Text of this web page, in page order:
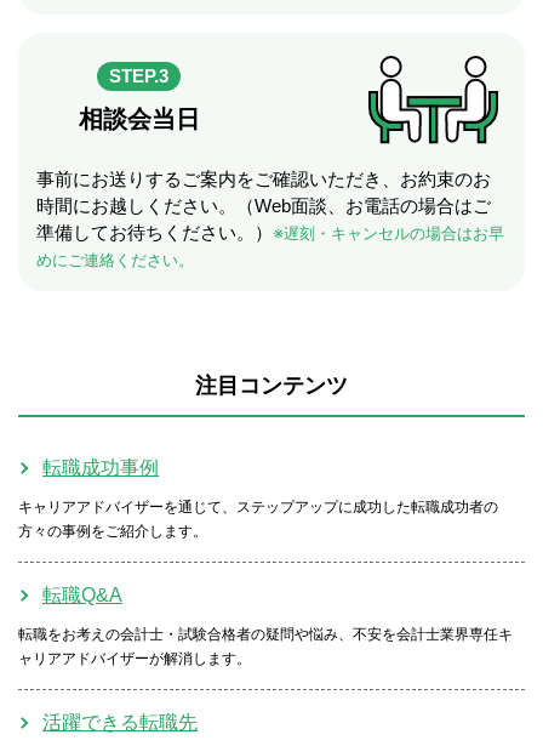
STEP.3
相談会当日
事前にお送りするご案内をご確認いただき、お約束のお
時間にお越しください。（Web面談、お電話の場合はご
準備してお待ちください。）
※遅刻・キャンセルの場合はお早
めにご連絡ください。
注目コンテンツ
転職成功事例
キャリアアドバイザーを通じて、ステップアップに成功した転職成功者の
方々の事例をご紹介します。
転職Q&A
転職をお考えの会計士・試験合格者の疑問や悩み、不安を会計士業界専任キ
ャリアアドバイザーが解消します。
活躍できる転職先